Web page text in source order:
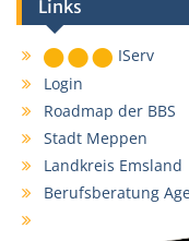
Links
IServ
Login
Roadmap der BBS
Stadt Meppen
Landkreis Emsland
Berufsberatung